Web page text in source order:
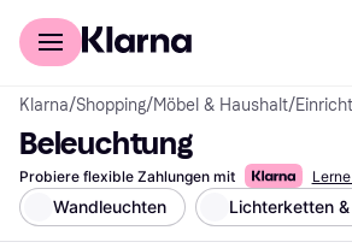
Für Shopper
Klarna/Shopping/Möbel & Haushalt/
Beleuchtung
Probiere flexible Zahlungen mit
Wandleuchten Lichterketten